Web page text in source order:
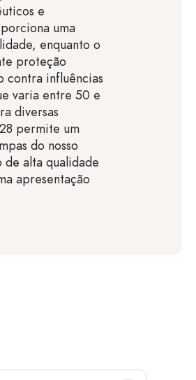
e
uma
enquanto o
proteção
contra influências
varia entre 50 e
diversas
permite um
do nosso
alta qualidade
apresentação